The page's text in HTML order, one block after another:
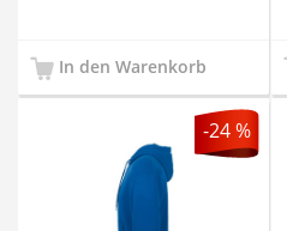
In den Warenkorb
-24 %